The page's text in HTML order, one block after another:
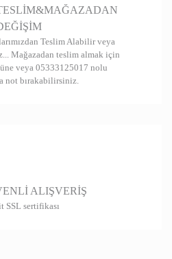
Gönder
Teslim Alabilir veya
Mağazadan teslim almak için
veya 05333125017 nolu
not bırakabilirsiniz.
ALIŞVERİŞ
SSL sertifikası